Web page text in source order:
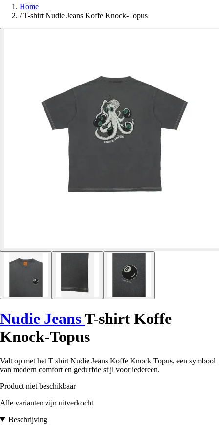
Home
/ T-shirt Nudie Jeans Koffe Knock-Topus
Nudie JeansT-shirt Koffe
Knock-Topus
Valt op met het T-shirt Nudie Jeans Koffe Knock-Topus, een symbool
van modern comfort en gedurfde stijl voor iedereen.
Product niet beschikbaar
Alle varianten zijn uitverkocht
Beschrijving